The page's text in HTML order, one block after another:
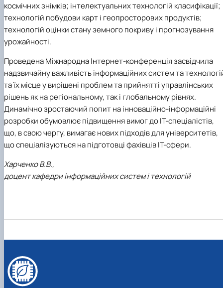
космічних знімків; інтелектуальних технологій класифікації;
технологій побудови карт і геопросторових продуктів;
технологій оцінки стану земного покриву і прогнозування
урожайності.
Проведена Міжнародна Інтернет-конференція засвідчила
надзвичайну важливість інформаційних систем та
та їх місце у вирішені проблем та прийнятті управлінських
рішень як на регіональному, так і глобальному рівнях.
Динамічно зростаючий попит на інноваційно-інформаційні
розробки обумовлює підвищення вимог до ІТ-спеціалістів,
що, в свою чергу, вимагає нових підходів для університетів,
що спеціалізуються на підготовці фахівців ІТ-сфери.
Харченко В.В.,
доцент кафедри інформаційних систем і технологій